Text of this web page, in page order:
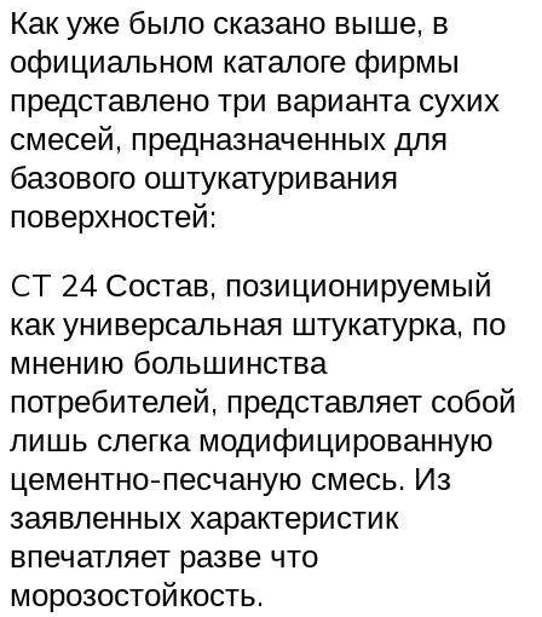
Как уже было сказано выше, в
официальном каталоге фирмы
представлено три варианта сухих
смесей, предназначенных для
базового оштукатуривания
поверхностей:
CT 24 Состав, позиционируемый
как универсальная штукатурка, по
мнению большинства
потребителей, представляет собой
лишь слегка модифицированную
цементно-песчаную смесь. Из
заявленных характеристик
впечатляет разве что
морозостойкость.